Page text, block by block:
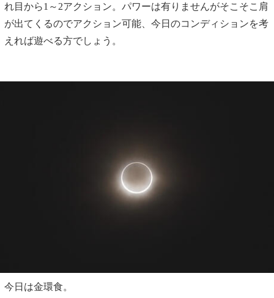
れ目から1～2アクション。パワーは有りませんがそこそこ肩
が出てくるのでアクション可能、今日のコンディションを考
えれば遊べる方でしょう。
今日は金環食。